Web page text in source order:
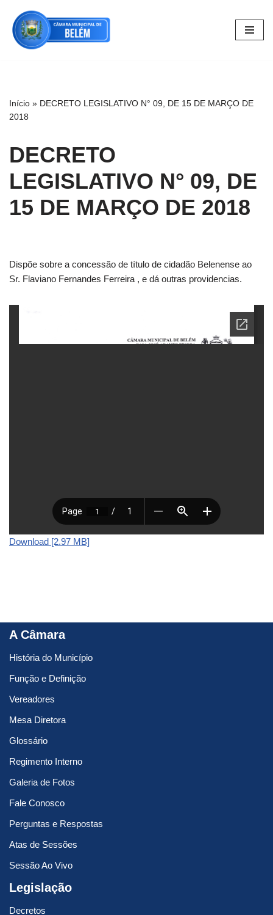
Pular
para
Início » DECRETO LEGISLATIVO N° 09, DE 15 DE MARÇO DE
2018
DECRETO
LEGISLATIVO N° 09, DE
15 DE MARÇO DE 2018
Dispõe sobre a concessão de título de cidadão Belenense ao
Sr. Flaviano Fernandes Ferreira , e dá outras providencias.
Download [2.97 MB]
A Câmara
História do Município
Função e Definição
Vereadores
Mesa Diretora
Glossário
Regimento Interno
Galeria de Fotos
Fale Conosco
Perguntas e Respostas
Atas de Sessões
Sessão Ao Vivo
Legislação
Decretos